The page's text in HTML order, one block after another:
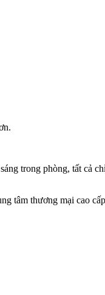
trong phòng, tất cả
tâm thương mại cao